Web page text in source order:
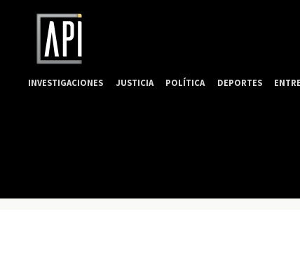
INVESTIGACIONES JUSTICIA POLÍTICA DEPORTES